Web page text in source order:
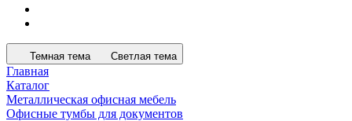
Темная тема Светлая тема
Главная
Каталог
Металлическая офисная мебель
Офисные тумбы для документов